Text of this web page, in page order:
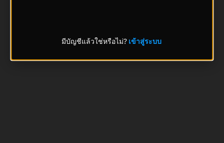
มีบัญชีแล้วใช่หรือไม่? เข้าสู่ระบบ